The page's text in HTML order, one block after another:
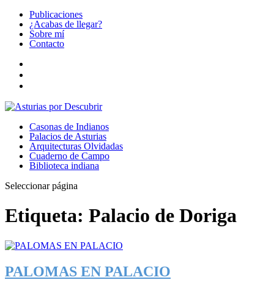
Publicaciones
¿Acabas de llegar?
Sobre mí
Contacto
Casonas de Indianos
Palacios de Asturias
Arquitecturas Olvidadas
Cuaderno de Campo
Biblioteca indiana
Seleccionar página
Etiqueta: Palacio de Doriga
PALOMAS EN PALACIO